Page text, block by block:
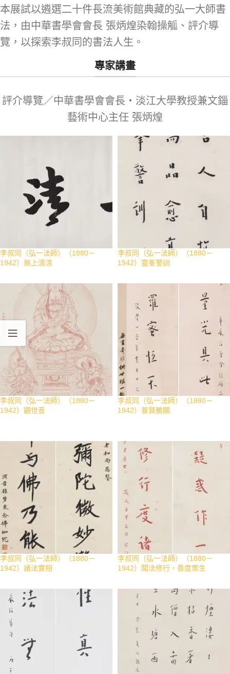
本展試以遴選二十件長流美術館典藏的弘一大師書
法，由中華書學會會長 張炳煌染翰操觚、評介導
覽，以探索李叔同的書法人生。
專家講畫
評介導覽／中華書學會會長‧淡江大學教授兼文錙
藝術中心主任 張炳煌
李叔同（弘一法師）（1880－
1942）無上清涼
李叔同（弘一法師）（1880－
1942）靈峯警訓
李叔同（弘一法師）（1880－
1942）觀世音
李叔同（弘一法師）（1880－
1942）普賢勝願
李叔同（弘一法師）（1880－
1942）諸法實相
李叔同（弘一法師）（1880－
1942）聞法修行，善度眾生